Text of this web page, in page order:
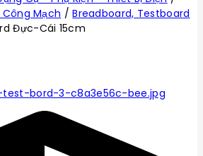
Công Mạch / Breadboard, Testboard
Đực-Cái 15cm